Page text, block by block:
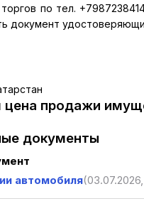
торгов по тел.
документ
цена продажи
документы
автомобиля